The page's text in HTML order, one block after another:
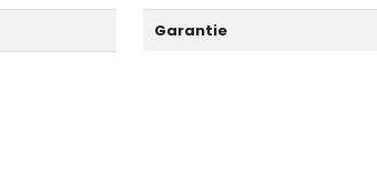
Garantie